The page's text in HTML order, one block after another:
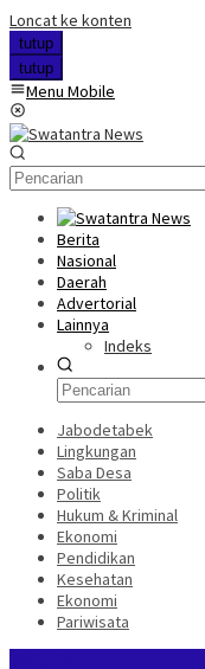
Loncat ke konten
tutup
tutup
Menu Mobile
Berita
Nasional
Daerah
Advertorial
Lainnya
Indeks
Jabodetabek
Lingkungan
Saba Desa
Politik
Hukum & Kriminal
Ekonomi
Pendidikan
Kesehatan
Ekonomi
Pariwisata